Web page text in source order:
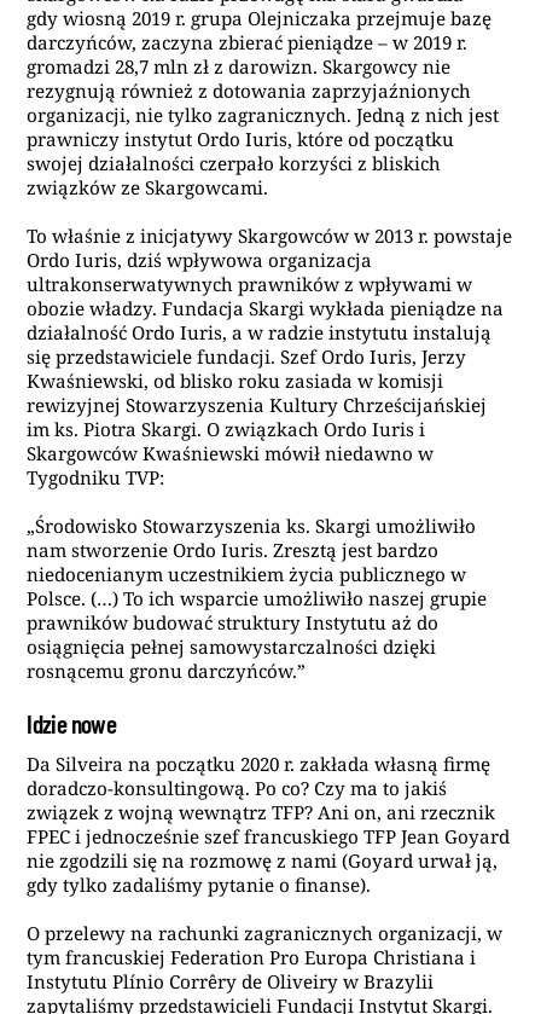
gdy wiosną 2019 r. grupa Olejniczaka przejmuje bazę
darczyńców, zaczyna zbierać pieniądze – w 2019 r.
gromadzi 28,7 mln zł z darowizn. Skargowcy nie
rezygnują również z dotowania zaprzyjaźnionych
organizacji, nie tylko zagranicznych. Jedną z nich jest
prawniczy instytut Ordo Iuris, które od początku
swojej działalności czerpało korzyści z bliskich
związków ze Skargowcami.
To właśnie z inicjatywy Skargowców w 2013 r. powstaje
Ordo Iuris, dziś wpływowa organizacja
ultrakonserwatywnych prawników z wpływami w
obozie władzy. Fundacja Skargi wykłada pieniądze na
działalność Ordo Iuris, a w radzie instytutu instalują
się przedstawiciele fundacji. Szef Ordo Iuris, Jerzy
Kwaśniewski, od blisko roku zasiada w komisji
rewizyjnej Stowarzyszenia Kultury Chrześcijańskiej
im ks. Piotra Skargi. O związkach Ordo Iuris i
Skargowców Kwaśniewski mówił niedawno w
Tygodniku TVP:
„Środowisko Stowarzyszenia ks. Skargi umożliwiło
nam stworzenie Ordo Iuris. Zresztą jest bardzo
niedocenianym uczestnikiem życia publicznego w
Polsce. (…) To ich wsparcie umożliwiło naszej grupie
prawników budować struktury Instytutu aż do
osiągnięcia pełnej samowystarczalności dzięki
rosnącemu gronu darczyńców.”
Idzie nowe
Da Silveira na początku 2020 r. zakłada własną firmę
doradczo-konsultingową. Po co? Czy ma to jakiś
związek z wojną wewnątrz TFP? Ani on, ani rzecznik
FPEC i jednocześnie szef francuskiego TFP Jean Goyard
nie zgodzili się na rozmowę z nami (Goyard urwał ją,
gdy tylko zadaliśmy pytanie o finanse).
O przelewy na rachunki zagranicznych organizacji, w
tym francuskiej Federation Pro Europa Christiana i
Instytutu Plínio Corrêry de Oliveiry w Brazylii
zapytaliśmy przedstawicieli Fundacji Instytut Skargi.